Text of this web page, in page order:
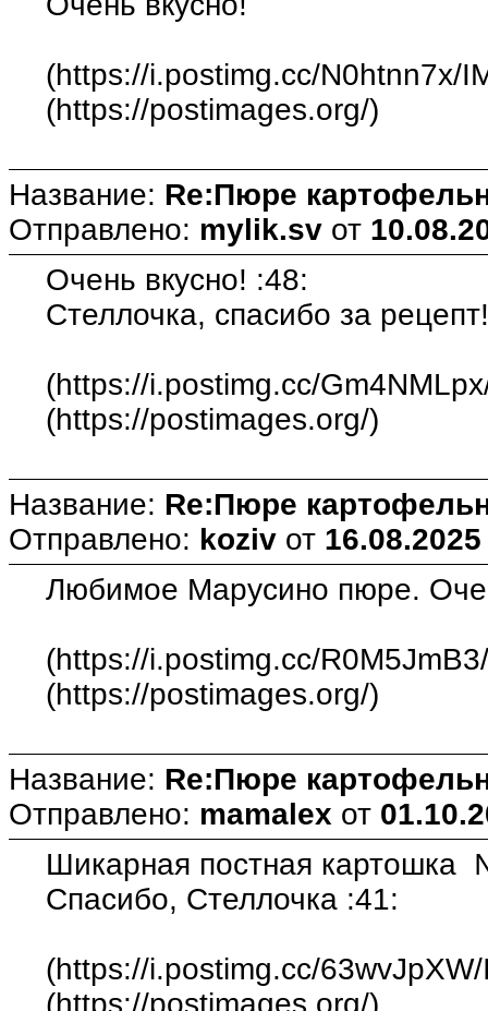
(https://i.postimg.cc/N0htnn7x/
(https://postimages.org/)
Название: Re:Пюре
Отправлено: mylik.sv от
Очень вкусно! :48:
Стеллочка, спасибо за
(https://i.postimg.cc/
(https://postimages.org/)
Название: Re:Пюре
Отправлено: koziv от
Любимое Марусино пюре.
(https://i.postimg.cc/
(https://postimages.org/)
Название: Re:Пюре
Отправлено: mamalex от
Шикарная постная картошка
Спасибо, Стеллочка :41:
(https://i.postimg.cc/
(https://postimages.org/)